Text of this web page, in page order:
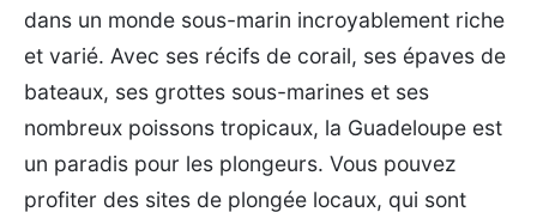
dans un monde sous-marin incroyablement riche
et varié. Avec ses récifs de corail, ses épaves de
bateaux, ses grottes sous-marines et ses
nombreux poissons tropicaux, la Guadeloupe est
un paradis pour les plongeurs. Vous pouvez
profiter des sites de plongée locaux, qui sont